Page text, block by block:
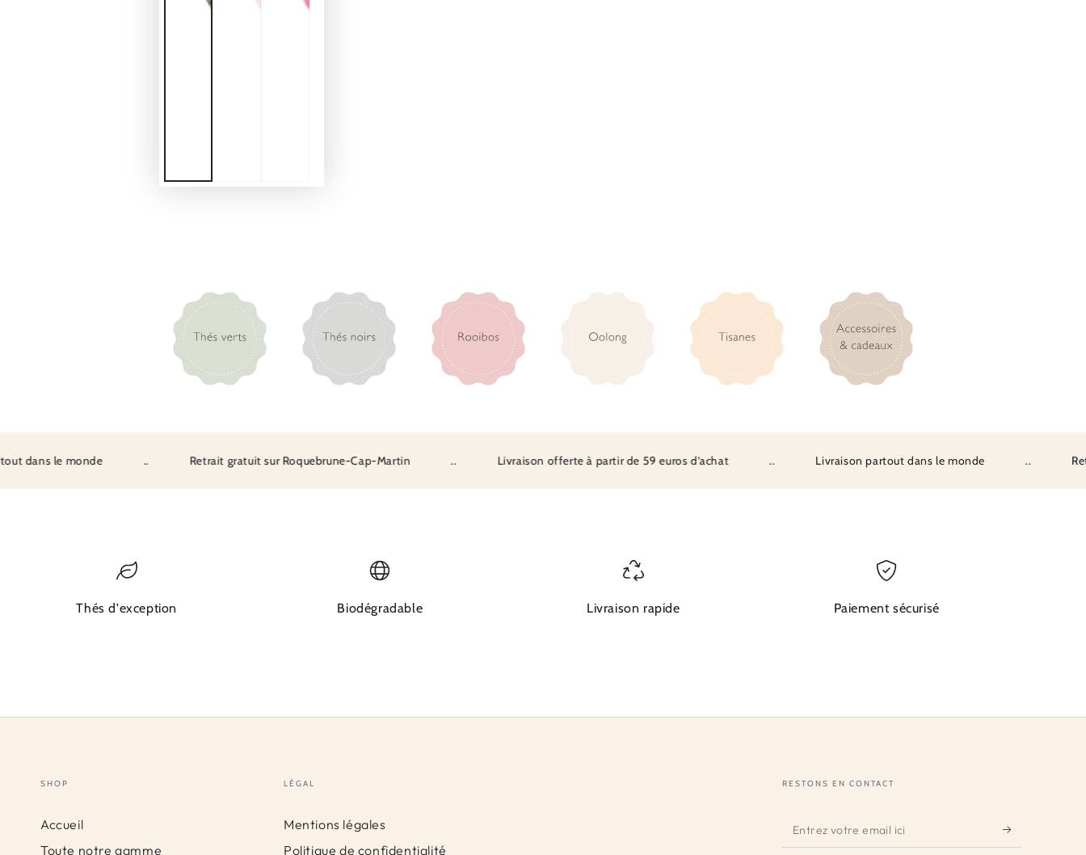
le monde Retrait gratuit sur Roquebrune-Cap-Martin Livraison offerte à partir de 59 euros d’achat Livraison partout dans le monde
Thés d'exception Biodégradable Livraison rapide Paiement sécurisé
SHOP
Accueil
Toute notre gamme
LÉGAL
Mentions légales
Politique de confidentialité
RESTONS EN CONTACT
Entrez
votre